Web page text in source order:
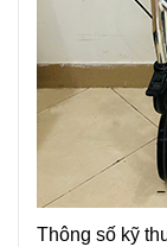
Thông số kỹ